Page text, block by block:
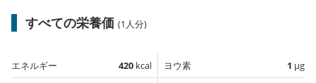
すべての栄養価 (1人分)
エネルギー 420 kcal
ヨウ素 1 µg